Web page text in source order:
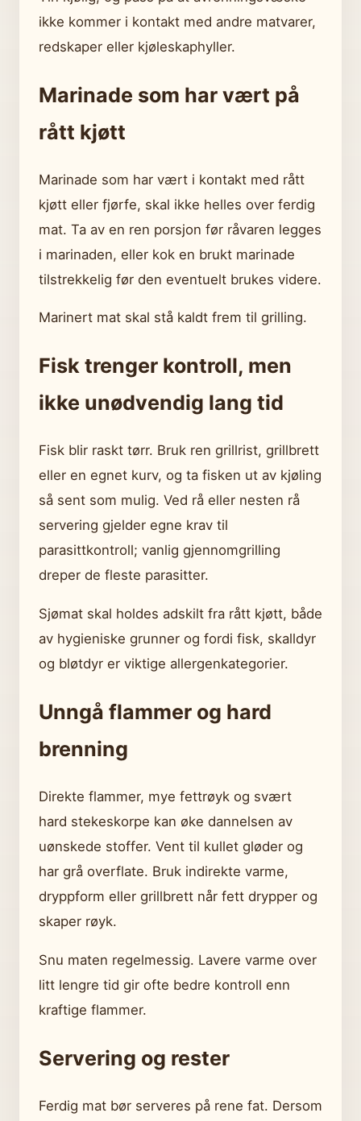
ikke kommer i kontakt med andre matvarer,
redskaper eller kjøleskaphyller.
Marinade som har vært på
rått kjøtt
Marinade som har vært i kontakt med rått
kjøtt eller fjørfe, skal ikke helles over ferdig
mat. Ta av en ren porsjon før råvaren legges
i marinaden, eller kok en brukt marinade
tilstrekkelig før den eventuelt brukes videre.
Marinert mat skal stå kaldt frem til grilling.
Fisk trenger kontroll, men
ikke unødvendig lang tid
Fisk blir raskt tørr. Bruk ren grillrist, grillbrett
eller en egnet kurv, og ta fisken ut av kjøling
så sent som mulig. Ved rå eller nesten rå
servering gjelder egne krav til
parasittkontroll; vanlig gjennomgrilling
dreper de fleste parasitter.
Sjømat skal holdes adskilt fra rått kjøtt, både
av hygieniske grunner og fordi fisk, skalldyr
og bløtdyr er viktige allergenkategorier.
Unngå flammer og hard
brenning
Direkte flammer, mye fettrøyk og svært
hard stekeskorpe kan øke dannelsen av
uønskede stoffer. Vent til kullet gløder og
har grå overflate. Bruk indirekte varme,
dryppform eller grillbrett når fett drypper og
skaper røyk.
Snu maten regelmessig. Lavere varme over
litt lengre tid gir ofte bedre kontroll enn
kraftige flammer.
Servering og rester
Ferdig mat bør serveres på rene fat. Dersom